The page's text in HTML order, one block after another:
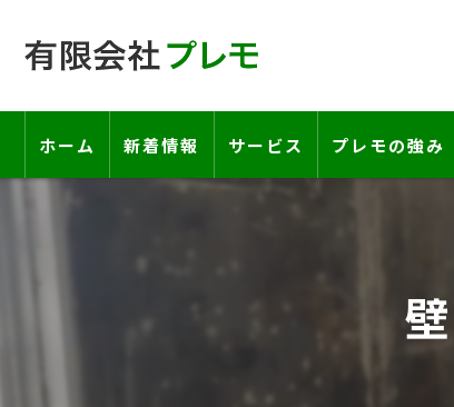
ホーム 新着情報 サービス プレモの強み